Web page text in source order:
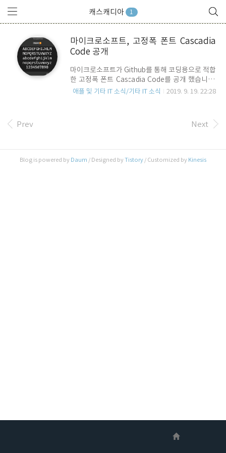
캐스캐디아 1
마이크로소프트, 고정폭 폰트 Cascadia
Code 공개
마이크로소프트가 Github를 통해 코딩용으로 적합
한 고정폭 폰트 Cascadia Code를 공개 했습니다.
버전은 1909.16 , Cascadia(캐스캐디아) 는 캐나
돈을 피하기 위해 이름에 Code라는 단어를 추가했
다고 합니다. 위의 스샷은 Apple의 San Francisco
다. 폰트가 굵으면 Dark Mode에서 좀 더 가독성이
좋은 특성이 있습니다. 대신, 위/아래로 여백이 많
애플 및 기타 IT 소식/기타 IT 소식 2019. 9. 19. 22:28
Prev Next
Blog is powered by Daum / Designed byTistory / Customized by Kinesis